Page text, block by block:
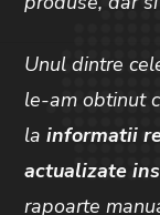
Unul dintre
le-am obtinut
lainformatii
actualizate
rapoarte